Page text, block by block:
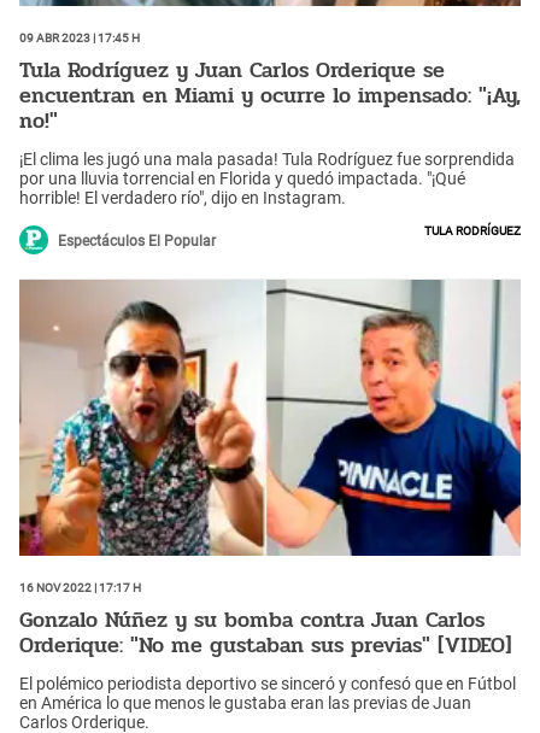
09 Abr 2023 | 17:45 h
Tula Rodríguez y Juan Carlos Orderique se
encuentran en Miami y ocurre lo impensado: "¡Ay,
no!"
¡El clima les jugó una mala pasada! Tula Rodríguez fue sorprendida
por una lluvia torrencial en Florida y quedó impactada. "¡Qué
horrible! El verdadero río", dijo en Instagram.
Espectáculos El Popular
Tula Rodríguez
16 Nov 2022 | 17:17 h
Gonzalo Núñez y su bomba contra Juan Carlos
Orderique: "No me gustaban sus previas" [VIDEO]
El polémico periodista deportivo se sinceró y confesó que en Fútbol
en América lo que menos le gustaba eran las previas de Juan
Carlos Orderique.